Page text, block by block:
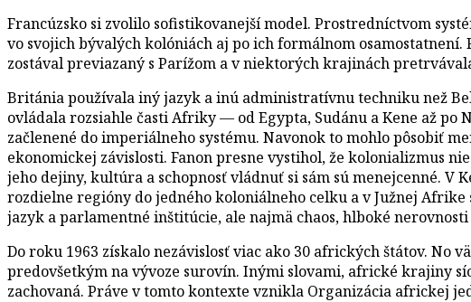
Francúzsko si zvolilo sofistikovanejší model. Prostredníctvom
vo svojich bývalých kolóniách aj po ich formálnom
zostával previazaný s Parížom a v niektorých krajinách
Británia používala iný jazyk a inú administratívnu techniku než
ovládala rozsiahle časti Afriky — od Egypta, Sudánu a Kene až
začlenené do imperiálneho systému. Navonok to mohlo pôsobiť
ekonomickej závislosti. Fanon presne vystihol, že kolonializmus
jeho dejiny, kultúra a schopnosť vládnuť si sám sú menejcenné.
rozdielne regióny do jedného koloniálneho celku a v Južnej
jazyk a parlamentné inštitúcie, ale najmä chaos, hlboké
Do roku 1963 získalo nezávislosť viac ako 30 afrických štátov.
predovšetkým na vývoze surovín. Inými slovami, africké krajiny
zachovaná. Práve v tomto kontexte vznikla Organizácia africkej